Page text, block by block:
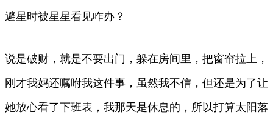
避星时被星星看见咋办？
说是破财，就是不要出门，躲在房间里，把窗帘拉上，
刚才我妈还嘱咐我这件事，虽然我不信，但还是为了让
她放心看了下班表，我那天是休息的，所以打算太阳落